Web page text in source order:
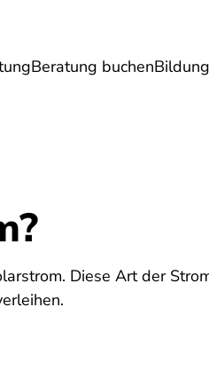
Beratung buchenBildung
Energie
Diese Art der